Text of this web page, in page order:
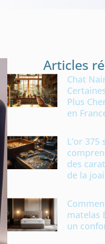
Articles
Chat
Plus
en
L’or 375
des
de la
matelas
un